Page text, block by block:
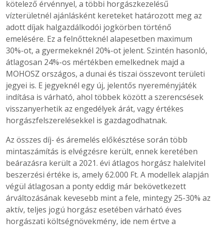
kötelező érvénnyel, a többi horgászkezelésű
vízterületnél ajánlásként kereteket határozott meg az
adott díjak halgazdálkodói jogkörben történő
emelésére. Ez a felnőtteknél alapesetben maximum
30%-ot, a gyermekeknél 20%-ot jelent. Szintén hasonló,
átlagosan 24%-os mértékben emelkednek majd a
MOHOSZ országos, a dunai és tiszai összevont területi
jegyei is. E jegyeknél egy új, jelentős nyereményjáték
indítása is várható, ahol többek között a szerencsések
visszanyerhetik az engedélyek árát, vagy értékes
horgászfelszerelésekkel is gazdagodhatnak.
Az összes díj- és áremelés előkésztése során több
mintaszámítás is elvégzésre került, ennek keretében
beárazásra került a 2021. évi átlagos horgász halelvitel
beszerzési értéke is, amely 62.000 Ft. A modellek alapján
végül átlagosan a ponty eddig már bekövetkezett
árváltozásának kevesebb mint a fele, mintegy 25-30% az
aktív, teljes jogú horgász esetében várható éves
horgászati költségnövekmény, ide nem értve a